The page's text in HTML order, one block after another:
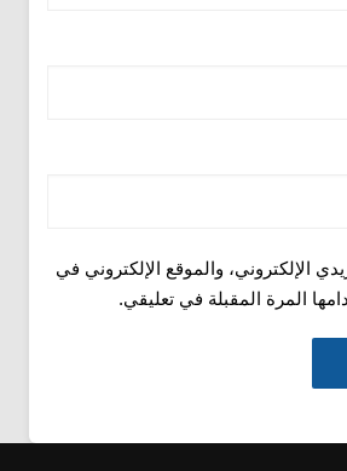
الإلكتروني، والموقع الإلكتروني في
المرة المقبلة في تعليقي.